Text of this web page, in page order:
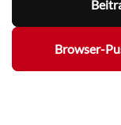
Browser-